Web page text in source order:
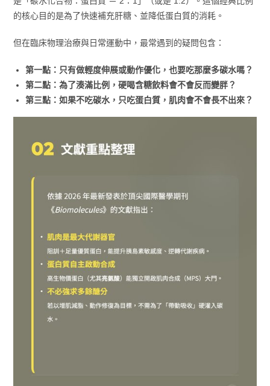
的核心目的是為了快速補充肝糖、並降低蛋白質的消耗。
但在臨床物理治療與日常運動中，最常遇到的疑問包含：
第一點：只有做輕度伸展或動作優化，也要吃那麼多碳水嗎？
第二點：為了湊滿比例，硬喝含糖飲料會不會反而變胖？
第三點：如果不吃碳水，只吃蛋白質，肌肉會不會長不出來？